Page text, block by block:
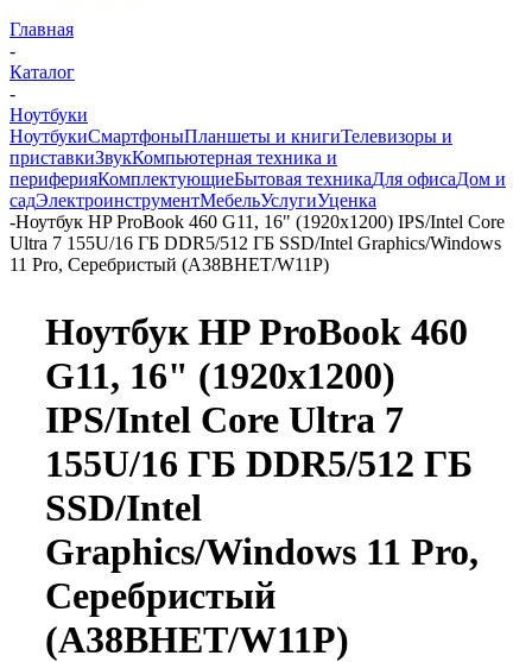
Главная
-
Каталог
-
Ноутбуки
НоутбукиСмартфоныПланшеты и книгиТелевизоры и
приставкиЗвукКомпьютерная техника и
периферияКомплектующиеБытовая техникаДля офисаДом и
садЭлектроинструментМебельУслугиУценка
-Ноутбук HP ProBook 460 G11, 16" (1920x1200) IPS/Intel Core
Ultra 7 155U/16 ГБ DDR5/512 ГБ SSD/Intel Graphics/Windows
11 Pro, Серебристый (A38BHET/W11P)
Ноутбук HP ProBook 460
G11, 16" (1920x1200)
IPS/Intel Core Ultra 7
155U/16 ГБ DDR5/512 ГБ
SSD/Intel
Graphics/Windows 11 Pro,
Серебристый
(A38BHET/W11P)